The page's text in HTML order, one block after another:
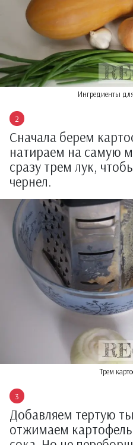
Ингредиенты
Сначала берем
натираем на самую
сразу трем лук,
чернел.
Трем
Добавляем тертую
отжимаем